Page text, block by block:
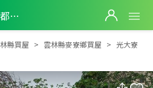
光大寮都內農地
光大寮都內農地
縣買屋 雲林縣麥寮鄉買屋
光大寮